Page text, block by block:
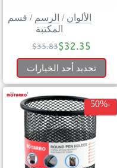
الألوان / الرسم / قسم
المكتبة
$35.83$32.35
تحديد أحد الخيارات
-50%